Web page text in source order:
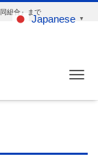
組合』まで
Japanese ▼